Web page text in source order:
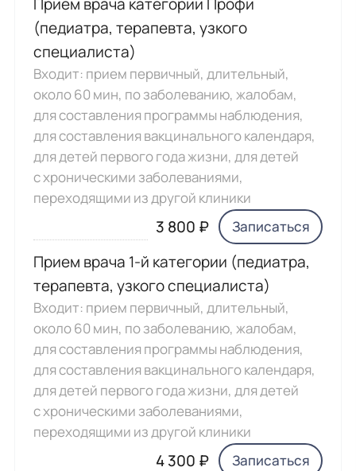
(педиатра, терапевта, узкого
специалиста)
Входит: прием первичный, длительный,
около 60 мин, по заболеванию, жалобам,
для составления программы наблюдения,
для составления вакцинального календаря,
для детей первого года жизни, для детей
с хроническими заболеваниями,
переходящими из другой клиники
3 800 ₽ Записаться
Прием врача 1-й категории (педиатра,
терапевта, узкого специалиста)
Входит: прием первичный, длительный,
около 60 мин, по заболеванию, жалобам,
для составления программы наблюдения,
для составления вакцинального календаря,
для детей первого года жизни, для детей
с хроническими заболеваниями,
переходящими из другой клиники
4 300 ₽ Записаться